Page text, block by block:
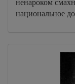
национальное